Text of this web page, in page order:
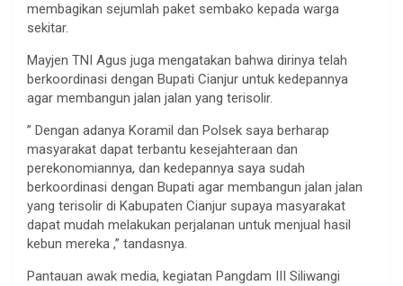
membagikan sejumlah paket sembako kepada warga
sekitar.
Mayjen TNI Agus juga mengatakan bahwa dirinya telah
berkoordinasi dengan Bupati Cianjur untuk kedepannya
agar membangun jalan jalan yang terisolir.
” Dengan adanya Koramil dan Polsek saya berharap
masyarakat dapat terbantu kesejahteraan dan
perekonomiannya, dan kedepannya saya sudah
berkoordinasi dengan Bupati agar membangun jalan jalan
yang terisolir di Kabupaten Cianjur supaya masyarakat
dapat mudah melakukan perjalanan untuk menjual hasil
kebun mereka ,” tandasnya.
Pantauan awak media, kegiatan Pangdam III Siliwangi